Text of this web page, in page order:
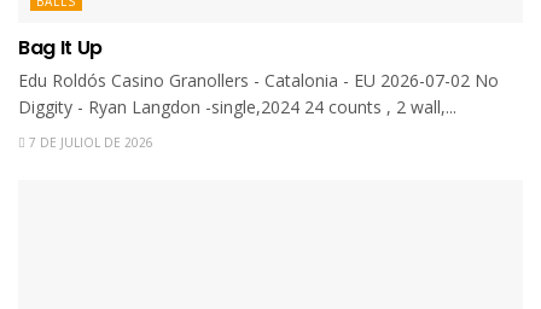
Bag It Up
Edu Roldós Casino Granollers - Catalonia - EU 2026-07-02 No
Diggity - Ryan Langdon -single,2024 24 counts , 2 wall,...
7 DE JULIOL DE 2026